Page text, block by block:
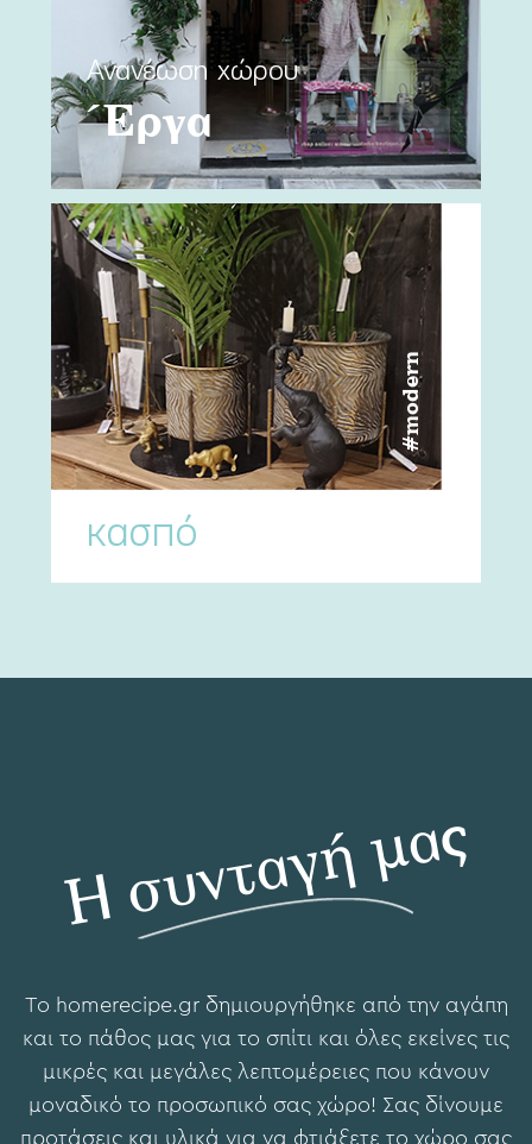
Ανανέωση χώρου
Έργα
#modern
κασπό
Η συνταγή μας
To hοmerecipe.gr δημιουργήθηκε από την αγάπη
και το πάθος μας για το σπίτι και όλες εκείνες τις
μικρές και μεγάλες λεπτομέρειες που κάνουν
μοναδικό το προσωπικό σας χώρο! Σας δίνουμε
προτάσεις και υλικά για να φτιάξετε το χώρο σας